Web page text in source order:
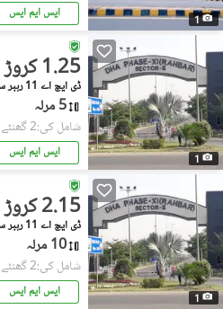
1 ایس ایم ایس
1
1.25 کروڑ
5 مرلہ
شامل کی:2 گھنٹے پہل
ایس ایم ایس
1
2.15 کروڑ
10 مرلہ
شامل کی:2 گھنٹے پہل
ایس ایم ایس